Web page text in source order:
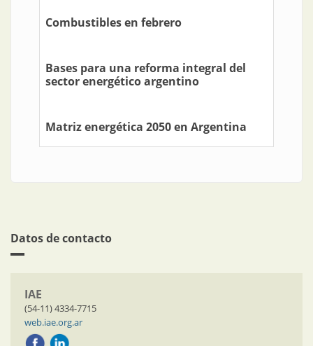
Combustibles en febrero
Bases para una reforma integral del
sector energético argentino
Matriz energética 2050 en Argentina
Datos de contacto
IAE
(54-11) 4334-7715
web.iae.org.ar